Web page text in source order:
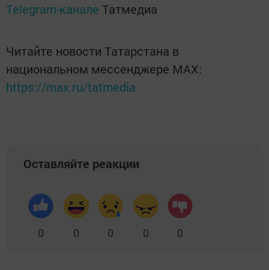
Telegram-канале Татмедиа
Читайте новости Татарстана в
национальном мессенджере MАХ:
https://max.ru/tatmedia
Оставляйте реакции
0 0 0 0 0